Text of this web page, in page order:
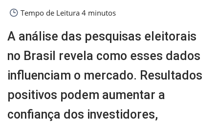
Tempo de Leitura 4 minutos
A análise das pesquisas eleitorais
no Brasil revela como esses dados
influenciam o mercado. Resultados
positivos podem aumentar a
confiança dos investidores,